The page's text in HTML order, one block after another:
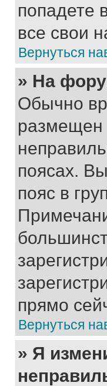
попадете
все свои
Вернуться
» На
Обычно
размещен
поясах.
пояс в
прямо
Вернуться
» Я